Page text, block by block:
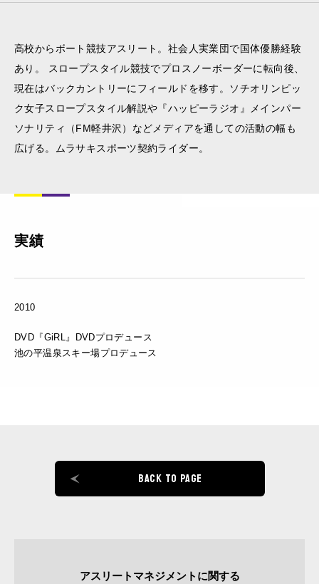
高校からボート競技アスリート。社会人実業団で国体優勝経験
あり。 スロープスタイル競技でプロスノーボーダーに転向後、
現在はバックカントリーにフィールドを移す。ソチオリンピッ
ク女子スロープスタイル解説や『ハッピーラジオ』メインパー
ソナリティ（FM軽井沢）などメディアを通しての活動の幅も
広げる。ムラサキスポーツ契約ライダー。
実績
2010
DVD『GiRL』DVDプロデュース
池の平温泉スキー場プロデュース
BACK TO PAGE
アスリートマネジメントに関する